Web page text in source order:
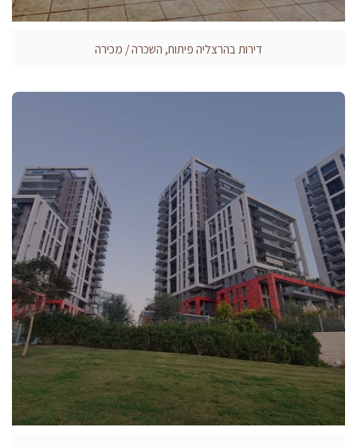
דירות בהרצליה פיתוח, השכרה / מכירה